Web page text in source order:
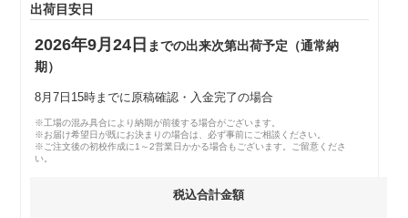
出荷目安日
2026年9月24日 までの出来次第出荷予定（通常納
期）
8月7日15時までに原稿確認・入金完了の場合
※工場の混み具合により納期が前後する場合がございます。
※お届け希望日が既にお決まりの場合は、必ず事前にご相談ください。
※ご注文後の初校作成に1～2営業日かかる場合もございます。ご留意くださ
い。
税込合計金額